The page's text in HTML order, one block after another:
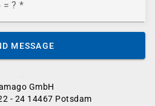
GmbH
- 24 14467 Potsdam
= ?
MESSAGE